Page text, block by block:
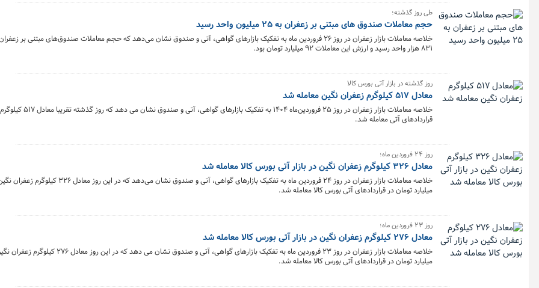
طی روز گذشته؛
حجم معاملات صندوق های مبتنی بر زعفران به ۲۵ میلیون واحد رسید
۸۳۱ هزار واحد رسید و ارزش این معاملات ۹۲ میلیارد تومان بود.
روز گذشته در بازار آتی بورس کالا
معادل ۵۱۷ کیلوگرم زعفران نگین معامله شد
خلاصه معاملات بازار زعفران در روز ۲۵
قراردادهای آتی معامله شد.
روز ۲۴ فروردین ماه؛
معادل ۳۲۶ کیلوگرم زعفران نگین در بازار آتی بورس کالا معامله شد
میلیارد تومان در قراردادهای آتی بورس کالا معامله شد.
روز ۲۳ فروردین ماه؛
معادل ۲۷۶ کیلوگرم زعفران نگین در بازار آتی بورس کالا معامله شد
میلیارد تومان در قراردادهای آتی بورس کالا معامله شد.